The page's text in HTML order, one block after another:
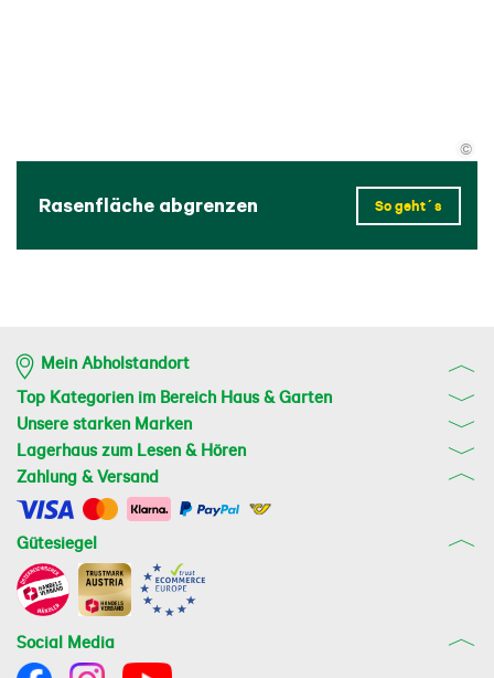
Rasenfläche abgrenzen So geht´s
©
Mein Abholstandort
Top Kategorien im Bereich Haus & Garten
Unsere starken Marken
Lagerhaus zum Lesen & Hören
Zahlung & Versand
Gütesiegel
Social Media